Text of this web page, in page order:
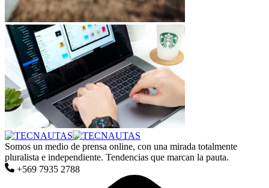
Somos un medio de prensa online, con una mirada totalmente
pluralista e independiente. Tendencias que marcan la pauta.
+569 7935 2788